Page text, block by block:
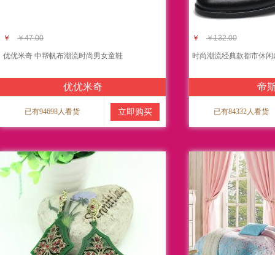
￥ ￥47.00
优优米奇 中帮帆布潮流时尚男女童鞋
优优米奇
已有94698人看货 立即购买
￥ ￥132.00
时尚潮流经典款都市休
帝
已有84332人看货